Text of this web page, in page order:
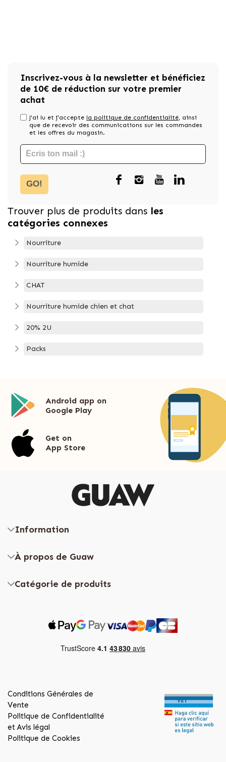
Inscrivez-vous à la newsletter et bénéficiez
de 10€ de réduction sur votre premier
achat
J'ai lu et j'accepte la politique de confidentialité, ainsi
que de recevoir des communications sur les commandes
et les offres du magasin.
GO!
Trouver plus de produits dans les
catégories connexes
Nourriture
Nourriture humide
CHAT
Nourriture humide chien et chat
20% 2U
Packs
Android app on
Google Play
Get on
App Store
Information
À propos de Guaw
Catégorie de produits
Conditions Générales de
Vente
Politique de Confidentialité
et Avis légal
Politique de Cookies